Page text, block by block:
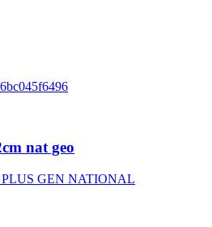
nat geo
GEN NATIONAL